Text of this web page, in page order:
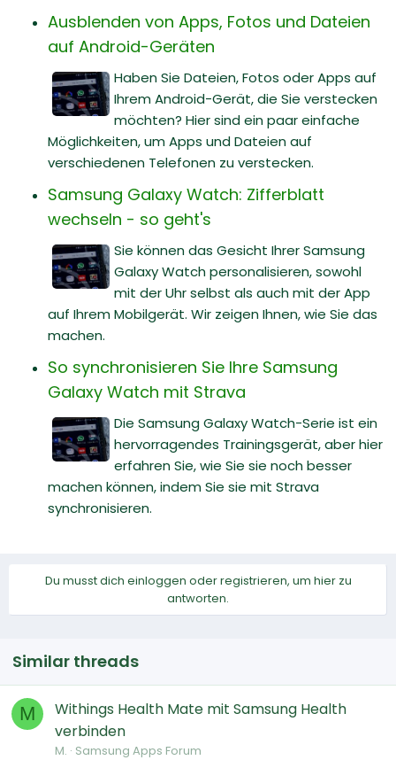
Ausblenden von Apps, Fotos und Dateien
auf Android-Geräten
Haben Sie Dateien, Fotos oder Apps auf
Ihrem Android-Gerät, die Sie verstecken
möchten? Hier sind ein paar einfache
Möglichkeiten, um Apps und Dateien auf
verschiedenen Telefonen zu verstecken.
Samsung Galaxy Watch: Zifferblatt
wechseln - so geht's
Sie können das Gesicht Ihrer Samsung
Galaxy Watch personalisieren, sowohl
mit der Uhr selbst als auch mit der App
auf Ihrem Mobilgerät. Wir zeigen Ihnen, wie Sie das
machen.
So synchronisieren Sie Ihre Samsung
Galaxy Watch mit Strava
Die Samsung Galaxy Watch-Serie ist ein
hervorragendes Trainingsgerät, aber hier
erfahren Sie, wie Sie sie noch besser
machen können, indem Sie sie mit Strava
synchronisieren.
Du musst dich einloggen oder registrieren, um hier zu
antworten.
Similar threads
M
Withings Health Mate mit Samsung Health
verbinden
M. Samsung Apps Forum